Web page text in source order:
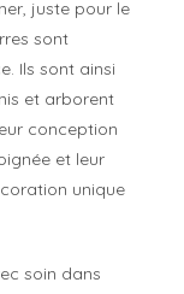
juste pour le
sont
Ils sont ainsi
et arborent
conception
et leur
unique
soin dans